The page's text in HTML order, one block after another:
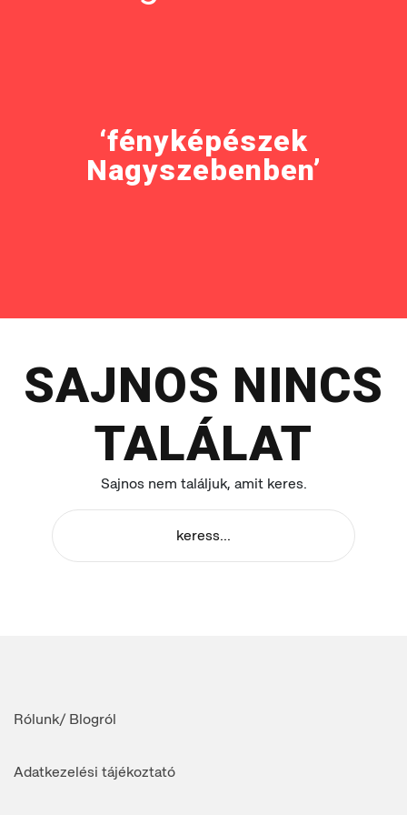
‘fényképészek
Nagyszebenben’
SAJNOS NINCS
TALÁLAT
Sajnos nem találjuk, amit keres.
Rólunk/ Blogról
Adatkezelési tájékoztató